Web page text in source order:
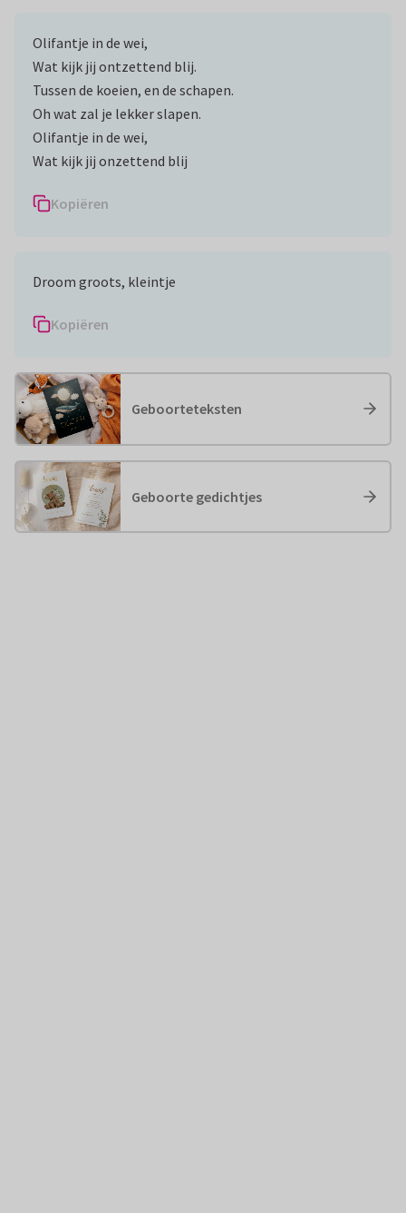
Olifantje in de wei,
Wat kijk jij ontzettend blij.
Tussen de koeien, en de schapen.
Oh wat zal je lekker slapen.
Olifantje in de wei,
Wat kijk jij onzettend blij
Kopiëren
Droom groots, kleintje
Kopiëren
Geboorteteksten
Geboorte gedichtjes